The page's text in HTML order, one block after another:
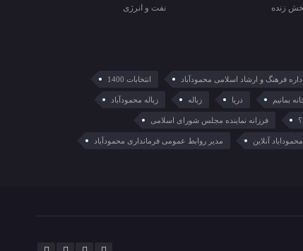
زنده
نفت و انرژی
اداره فرهنگ و ارشاد اسلامی محمودآباد انتخابات 1400
بمانیم دریا زباله زباله محمودآباد
فرزانه نماینده مجلس شورای اسلامی
محموداباد آنلاین مدیر روابط عمومی فرمانداری محمودآباد